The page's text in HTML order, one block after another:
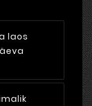
laos